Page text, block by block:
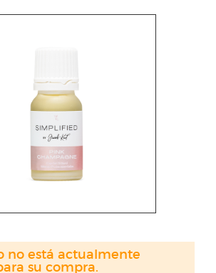
no está actualmente
su compra.